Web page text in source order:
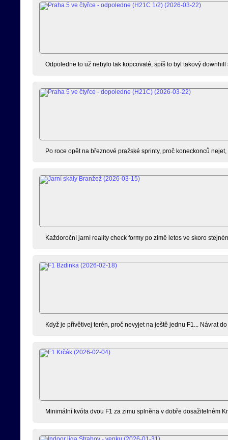
Odpoledne to už nebylo tak kopcovaté, spíš to byl takový
Po roce opět na březnové pražské sprinty, proč koneckonců
Každoroční jarní reality check formy po zimě letos ve skoro
Když je přívětivej terén, proč nevyjet na ještě jednu F1... Návrat
Minimální kvóta dvou F1 za zimu splněna v dobře dosažitelném